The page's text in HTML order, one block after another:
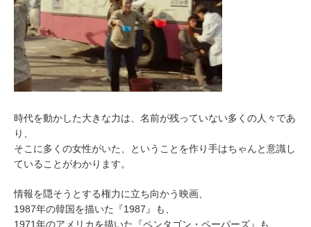
時代を動かした大きな力は、名前が残っていない多くの人々であ
り、
そこに多くの女性がいた、ということを作り手はちゃんと意識し
ていることがわかります。
情報を隠そうとする権力に立ち向かう映画、
1987年の韓国を描いた『1987』も、
1971年のアメリカを描いた『ペンタゴン・ペーパーズ』も、